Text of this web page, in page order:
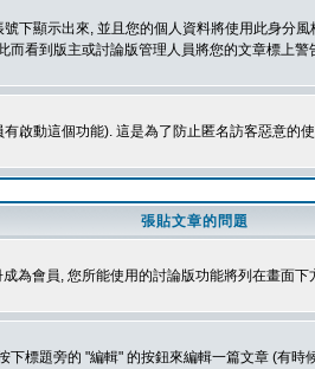
下顯示出來, 並且您的個人資料將使用此身分
而看到版主或討論版管理人員將您的文章標上警
啟動這個功能). 這是為了防止匿名訪客惡意的
張貼文章的問題
為會員, 您所能使用的討論版功能將列在畫面下
標題旁的 "編輯" 的按鈕來編輯一篇文章 (有